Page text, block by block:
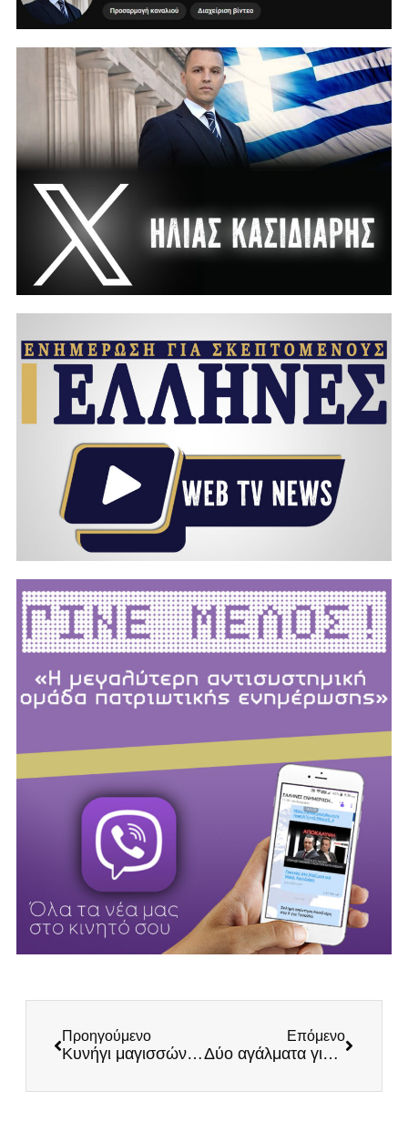
Προηγούμενο
Κυνήγι μαγισσών με τον… φόβο Κασιδιάρη στη Βουλή
Επόμενο
Δύο αγάλματα για τη Μαρία Κάλλας…